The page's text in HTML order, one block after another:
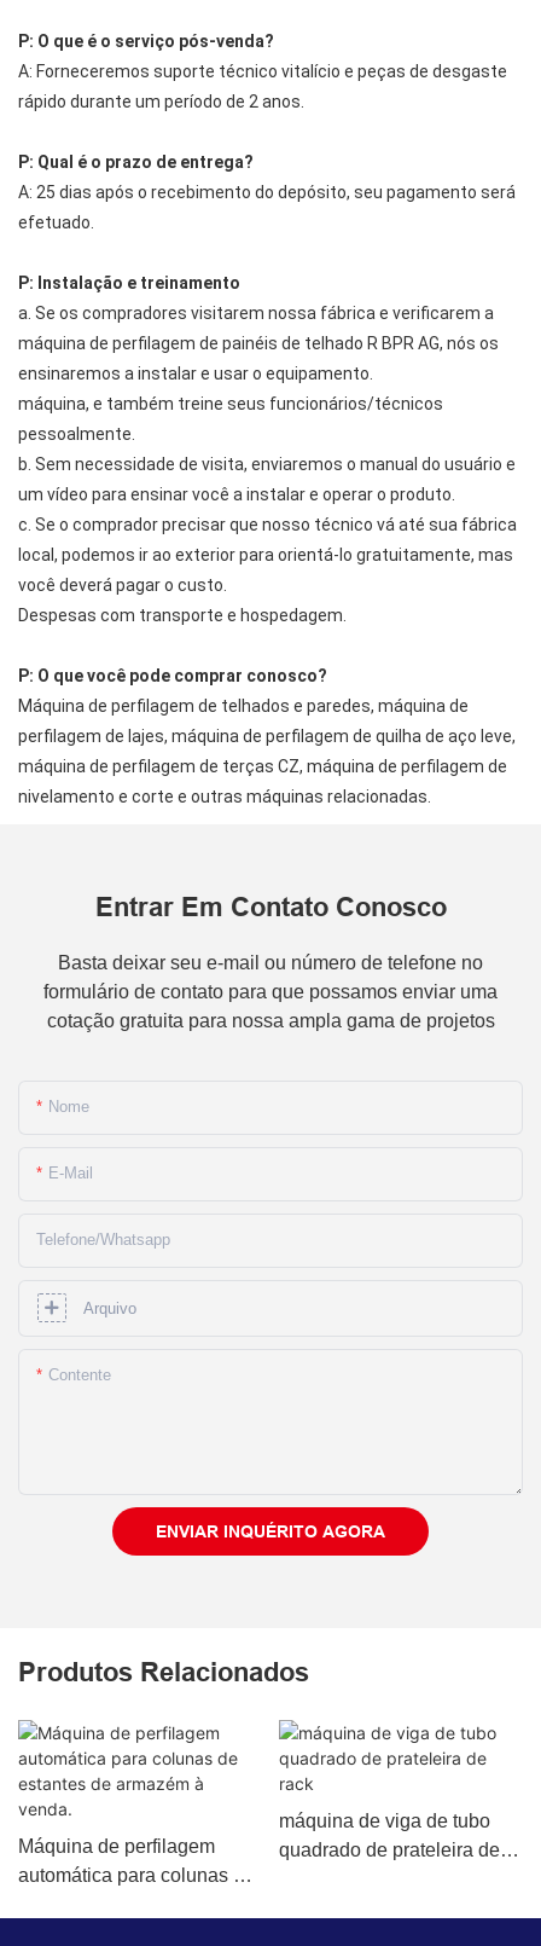
P: O que é o serviço pós-venda?
A: Forneceremos suporte técnico vitalício e peças de desgaste
rápido durante um período de 2 anos.
P: Qual é o prazo de entrega?
A: 25 dias após o recebimento do depósito, seu pagamento será
efetuado.
P: Instalação e treinamento
a. Se os compradores visitarem nossa fábrica e verificarem a
máquina de perfilagem de painéis de telhado R BPR AG, nós os
ensinaremos a instalar e usar o equipamento.
máquina, e também treine seus funcionários/técnicos
pessoalmente.
b. Sem necessidade de visita, enviaremos o manual do usuário e
um vídeo para ensinar você a instalar e operar o produto.
c. Se o comprador precisar que nosso técnico vá até sua fábrica
local, podemos ir ao exterior para orientá-lo gratuitamente, mas
você deverá pagar o custo.
Despesas com transporte e hospedagem.
P: O que você pode comprar conosco?
Máquina de perfilagem de telhados e paredes, máquina de
perfilagem de lajes, máquina de perfilagem de quilha de aço leve,
máquina de perfilagem de terças CZ, máquina de perfilagem de
nivelamento e corte e outras máquinas relacionadas.
Entrar Em Contato Conosco
Basta deixar seu e-mail ou número de telefone no
formulário de contato para que possamos enviar uma
cotação gratuita para nossa ampla gama de projetos
Nome
E-Mail
Telefone/whatsapp
Arquivo
Contente
ENVIAR INQUÉRITO AGORA
Produtos Relacionados
Máquina de perfilagem
automática para colunas de
máquina de viga de tubo
quadrado de prateleira de